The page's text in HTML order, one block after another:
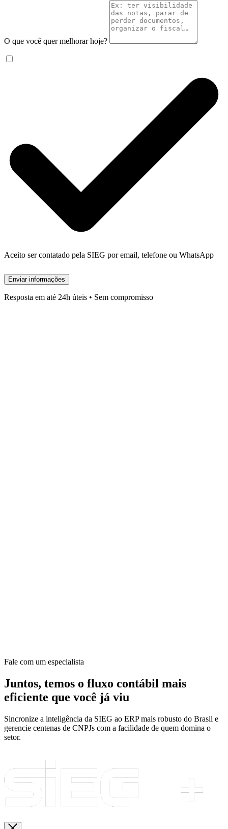
O que você quer melhorar hoje?
Aceito ser contatado pela SIEG por email, telefone ou WhatsApp
Enviar informações
Resposta em até 24h úteis • Sem compromisso
Fale com um especialista
Juntos, temos o fluxo contábil mais
eficiente que você já viu
Sincronize a inteligência da SIEG ao ERP mais robusto do Brasil e
gerencie centenas de CNPJs com a facilidade de quem domina o
setor.